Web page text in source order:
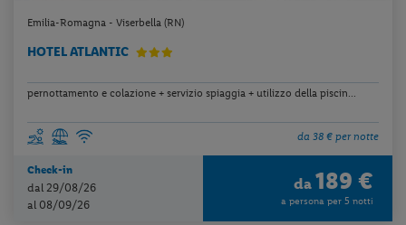
Emilia-Romagna - Viserbella (RN)
HOTEL ATLANTIC
pernottamento e colazione + servizio spiaggia + utilizzo della piscin...
da 38 € per notte
Check-in
dal 29/08/26
al 08/09/26
da 189 €
a persona per 5 notti